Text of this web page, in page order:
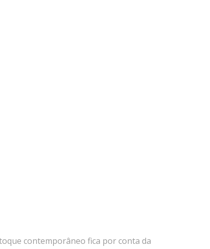
contemporâneo fica por conta da